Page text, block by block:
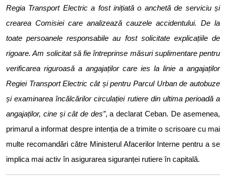
Regia Transport Electric a fost inițiată o anchetă de serviciu și
crearea Comisiei care analizează cauzele accidentului. De la
toate persoanele responsabile au fost solicitate explicațiile de
rigoare. Am solicitat să fie întreprinse măsuri suplimentare pentru
verificarea riguroasă a angajaților care ies la linie a angajaților
Regiei Transport Electric cât și pentru Parcul Urban de autobuze
și examinarea încălcărilor circulației rutiere din ultima perioadă a
angajaților, cine și cât de des”, a declarat Ceban. De asemenea,
primarul a informat despre intenția de a trimite o scrisoare cu mai
multe recomandări către Ministerul Afacerilor Interne pentru a se
implica mai activ în asigurarea siguranței rutiere în capitală.